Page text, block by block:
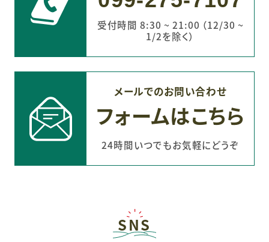
受付時間 8:30 ~ 21:00 （12/30 ~
1/2を除く）
メールでのお問い合わせ
フォームはこちら
24時間いつでもお気軽にどうぞ
SNS